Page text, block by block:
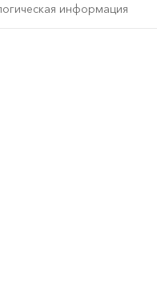
информация